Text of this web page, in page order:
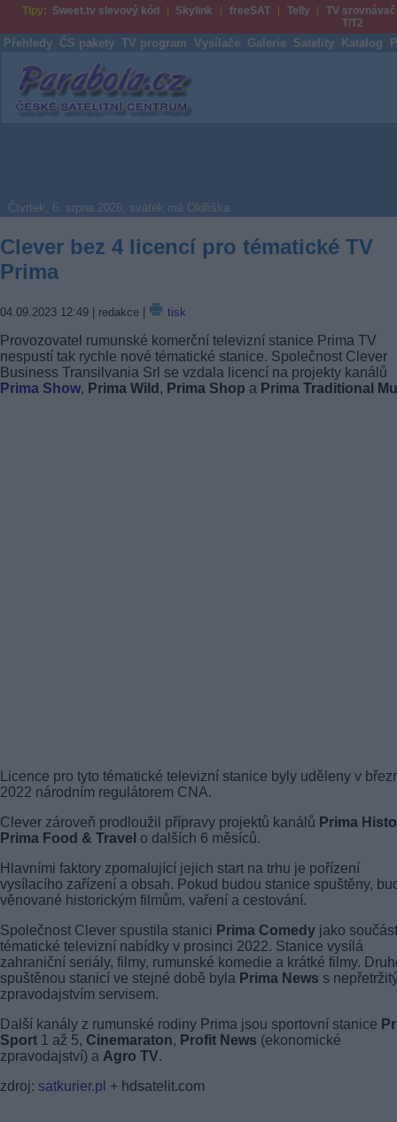
Tipy: Sweet.tv slevový kód Skylink freeSAT Telly
TV srovnávač
T/T2
Přehledy ČS pakety TV program Vysílače Galerie Satelity Katalog
Parabola.cz
Čtvrtek, 6. srpna 2026, svátek má Oldřiška
Clever bez 4 licencí pro tématické TV
Prima
04.09.2023 12:49 | redakce | tisk
Provozovatel rumunské komerční televizní stanice Prima TV
nespustí tak rychle nové tématické stanice. Společnost Clever
Business Transilvania Srl se vzdala licencí na projekty kanálů
Prima Show, Prima Wild , Prima Shop a Prima Traditional
Licence pro tyto tématické televizní stanice byly uděleny v
2022 národním regulátorem CNA.
Clever zároveň prodloužil přípravy projektů kanálů Prima
Prima Food & Travel o dalších 6 měsíců.
Hlavními faktory zpomalující jejich start na trhu je pořízení
vysílacího zařízení a obsah. Pokud budou stanice spuštěny,
věnované historickým filmům, vaření a cestování.
Společnost Clever spustila stanici Prima Comedy jako
tématické televizní nabídky v prosinci 2022. Stanice vysílá
zahraniční seriály, filmy, rumunské komedie a krátké filmy.
spuštěnou stanicí ve stejné době byla Prima News s
zpravodajstvím servisem.
Další kanály z rumunské rodiny Prima jsou sportovní stanice
Sport 1 až 5, Cinemaraton, Profit News (ekonomické
zpravodajství) a Agro TV.
zdroj: satkurier.pl + hdsatelit.com